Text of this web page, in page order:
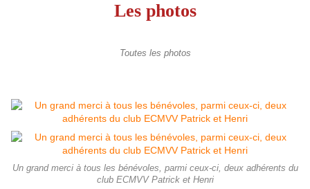
Les photos
Toutes les photos
Un grand merci à tous les bénévoles, parmi ceux-ci, deux adhérents du
club ECMVV Patrick et Henri